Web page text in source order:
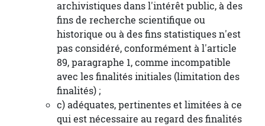
archivistiques dans l'intérêt public, à des
fins de recherche scientifique ou
historique ou à des fins statistiques n'est
pas considéré, conformément à l'article
89, paragraphe 1, comme incompatible
avec les finalités initiales (limitation des
finalités) ;
c) adéquates, pertinentes et limitées à ce
qui est nécessaire au regard des finalités